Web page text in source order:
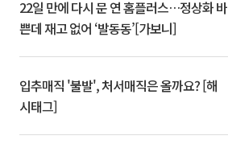
22일 만에 다시 문 연 홈플러스…정상화 바
쁜데 재고 없어 ‘발동동’[가보니]
입추매직 '불발', 처서매직은 올까요? [해
시태그]